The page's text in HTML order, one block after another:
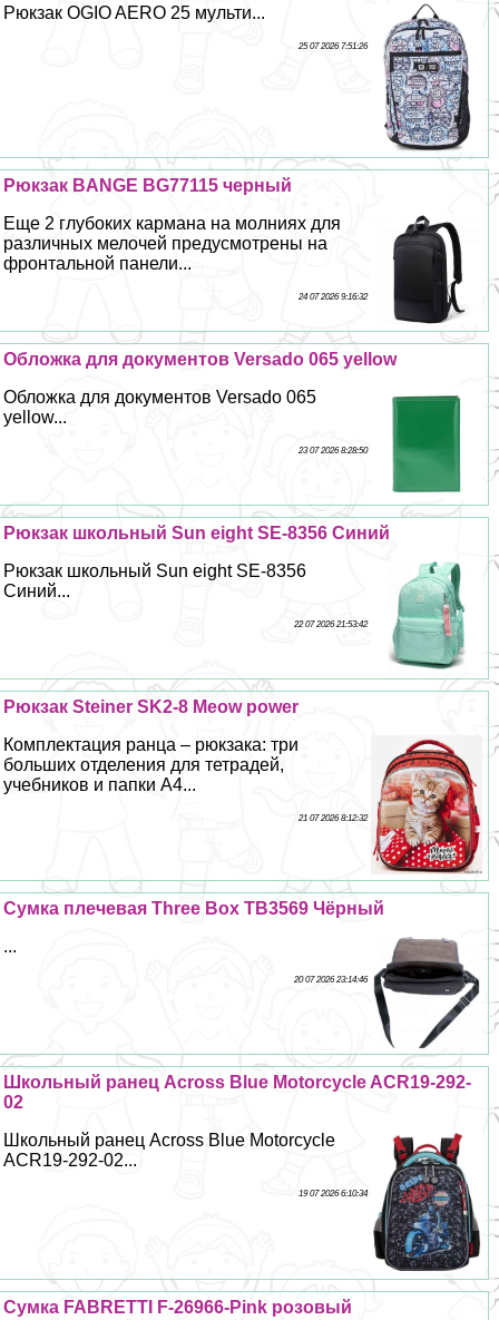
Рюкзак OGIO AERO 25 мульти...
25 07 2026 7:51:26
Рюкзак BANGE BG77115 черный
Еще 2 глубоких кармана на молниях для
различных мелочей предусмотрены на
фронтальной панели...
24 07 2026 9:16:32
Обложка для документов Versado 065 yellow
Обложка для документов Versado 065
yellow...
23 07 2026 8:28:50
Рюкзак школьный Sun eight SE-8356 Синий
Рюкзак школьный Sun eight SE-8356
Синий...
22 07 2026 21:53:42
Рюкзак Steiner SK2-8 Meow power
Комплектация ранца – рюкзака: три
больших отделения для тетрадей,
учебников и папки А4...
21 07 2026 8:12:32
Сумка плечевая Three Box TB3569 Чёрный
...
20 07 2026 23:14:46
Школьный ранец Across Blue Motorcycle ACR19-292-
02
Школьный ранец Across Blue Motorcycle
ACR19-292-02...
19 07 2026 6:10:34
Сумка FABRETTI F-26966-Pink розовый